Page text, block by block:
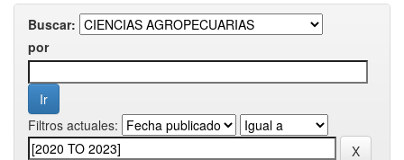
Buscar:
por
Filtros actuales: